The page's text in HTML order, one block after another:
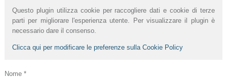
Questo plugin utilizza cookie per raccogliere dati e cookie di terze
parti per migliorare l'esperienza utente. Per visualizzare il plugin è
necessario dare il consenso.
Clicca qui per modificare le preferenze sulla Cookie Policy
Nome *